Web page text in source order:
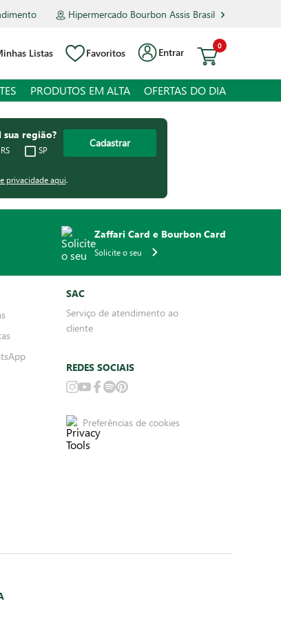
Hipermercado Bourbon Assis Brasil
Listas Favoritos Entrar
0
PRODUTOS EM ALTA OFERTAS DO DIA
sua região?
RS SP
Cadastrar
privacidade aqui.
Zaffari Card e Bourbon Card
Solicite o seu
SAC
Serviço de atendimento ao
cliente
REDES SOCIAIS
Preferências de cookies